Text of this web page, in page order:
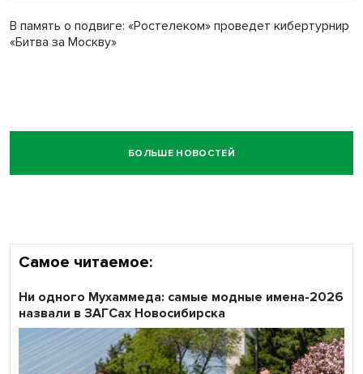
В память о подвиге: «Ростелеком» проведет кибертурнир
«Битва за Москву»
БОЛЬШЕ НОВОСТЕЙ
Самое читаемое:
Ни одного Мухаммеда: самые модные имена-2026
назвали в ЗАГСах Новосибирска